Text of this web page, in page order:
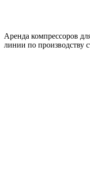
Аренда компрессоров
линии по производству